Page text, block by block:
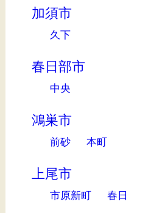
加須市
久下
春日部市
中央
鴻巣市
前砂 本町
上尾市
市原新町 春日